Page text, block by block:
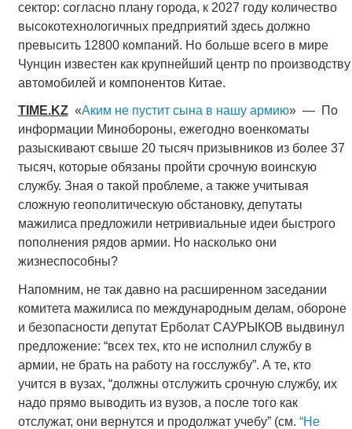
сектор: согласно плану города, к 2027 году количество
высокотехнологичных предприятий здесь должно
превысить 12800 компаний. Но больше всего в мире
Чунцин известен как крупнейший центр по производству
автомобилей и компонентов Китае.
TIME.KZ«Аким не пустит сына в нашу армию» — По
информации Минобороны, ежегодно военкоматы
разыскивают свыше 20 тысяч призывников из более 37
тысяч, которые обязаны пройти срочную воинскую
службу. Зная о такой проблеме, а также учитывая
сложную геополитическую обстановку, депутаты
мажилиса предложили нетривиальные идеи быстрого
пополнения рядов армии. Но насколько они
жизнеспособны?
Напомним, не так давно на расширенном заседании
комитета мажилиса по международным делам, обороне
и безопасности депутат Ерболат САУРЫКОВ вы­двинул
предложение: “всех тех, кто не исполнил службу в
армии, не брать на работу на госслужбу”. А те, кто
учится в вузах, “должны отслужить срочную службу, их
надо прямо выводить из вузов, а после того как
отслужат, они вернутся и продолжат учебу” (см. “Не